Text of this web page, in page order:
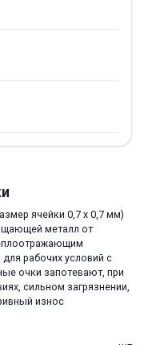
ячейки 0,7 х 0,7 мм)
металл от
рабочих условий с
очки запотевают, при
сильном загрязнении,
износ
раз в 2 недели